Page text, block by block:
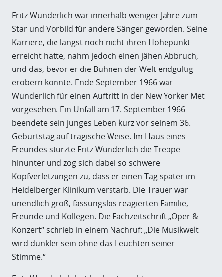
Fritz Wunderlich war innerhalb weniger Jahre zum
Star und Vorbild für andere Sänger geworden. Seine
Karriere, die längst noch nicht ihren Höhepunkt
erreicht hatte, nahm jedoch einen jähen Abbruch,
und das, bevor er die Bühnen der Welt endgültig
erobern konnte. Ende September 1966 war
Wunderlich für einen Auftritt in der New Yorker Met
vorgesehen. Ein Unfall am 17. September 1966
beendete sein junges Leben kurz vor seinem 36.
Geburtstag auf tragische Weise. Im Haus eines
Freundes stürzte Fritz Wunderlich die Treppe
hinunter und zog sich dabei so schwere
Kopfverletzungen zu, dass er einen Tag später im
Heidelberger Klinikum verstarb. Die Trauer war
unendlich groß, fassungslos reagierten Familie,
Freunde und Kollegen. Die Fachzeitschrift „Oper &
Konzert“ schrieb in einem Nachruf: „Die Musikwelt
wird dunkler sein ohne das Leuchten seiner
Stimme.“